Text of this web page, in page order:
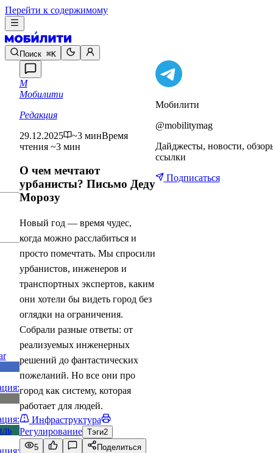
Перейти к содержимому
Поиск ⌘K
М
Мобилити
Редакция
29.12.2025
~3 минВремя
чтения ~3 мин
О чем мечтают
урбанисты? Письмо Деду
Морозу
Новый год — время чудес,
когда можно расслабиться и
просто помечтать. Мы спросили
урбанистов, инженеров и
транспортных экспертов, каким
они хотели бы видеть город без
оглядки на ограничения.
Собрали разные ответы: от
реализуемых инженерных
решений до фантастических
пожеланий. Но все они про
город как систему, которая
работает для людей.
Инфраструктура
Регулирование Тэги2
5
Поделиться
Мобилити
@mobilitymag
Дайджесты, новости,
ссылки
Подписаться